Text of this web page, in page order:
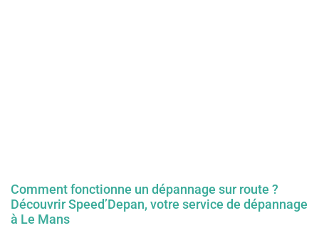
Comment fonctionne un dépannage sur route ?
Découvrir Speed’Depan, votre service de dépannage
à Le Mans